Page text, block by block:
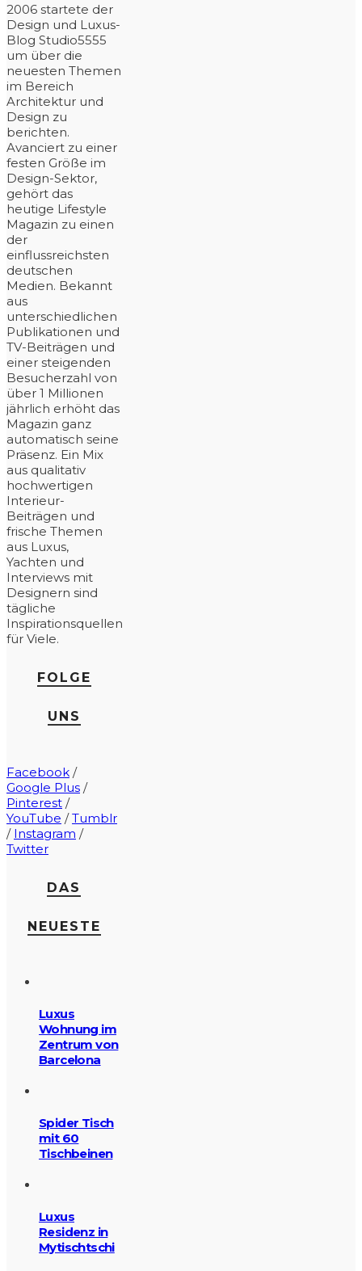
2006 startete der
Design und Luxus-
Blog Studio5555
um über die
neuesten Themen
im Bereich
Architektur und
Design zu
berichten.
Avanciert zu einer
festen Größe im
Design-Sektor,
gehört das
heutige Lifestyle
Magazin zu einen
der
einflussreichsten
deutschen
Medien. Bekannt
aus
unterschiedlichen
Publikationen und
TV-Beiträgen und
einer steigenden
Besucherzahl von
über 1 Millionen
jährlich erhöht das
Magazin ganz
automatisch seine
Präsenz. Ein Mix
aus qualitativ
hochwertigen
Interieur-
Beiträgen und
frische Themen
aus Luxus,
Yachten und
Interviews mit
Designern sind
tägliche
Inspirationsquellen
für Viele.
FOLGE
UNS
Facebook /
Google Plus /
Pinterest /
YouTube /Tumblr
/ Instagram /
Twitter
DAS
NEUESTE
Luxus
Wohnung im
Zentrum von
Barcelona
Spider Tisch
mit 60
Tischbeinen
Luxus
Residenz in
Mytischtschi